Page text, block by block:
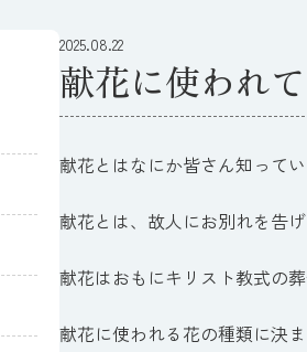
2025.08.22
献花に使われ
献花とはなにか皆さん知って
献花とは、故人にお別れを告
献花はおもにキリスト教式の
献花に使われる花の種類に決